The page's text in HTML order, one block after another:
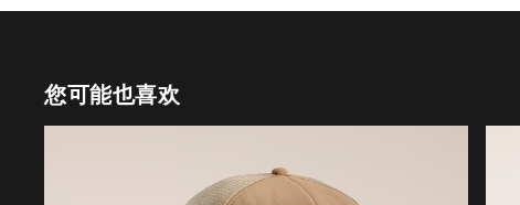
您可能也喜欢